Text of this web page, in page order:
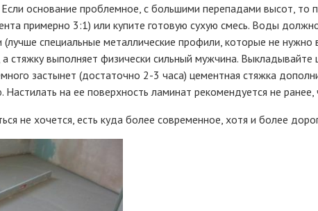
основание проблемное, с большими перепадами высот, то
примерно 3:1) или купите готовую сухую смесь. Воды
(лучше специальные металлические профили, которые не
стяжку выполняет физически сильный мужчина.
застынет (достаточно 2-3 часа) цементная стяжка
Настилать на ее поверхность ламинат рекомендуется не
не хочется, есть куда более современное, хотя и более